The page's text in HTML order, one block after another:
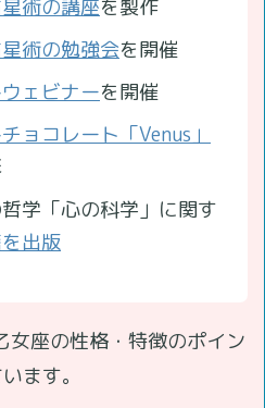
術の講座を製作
術の勉強会を開催
ェビナーを開催
ョコレート「Venus」
学「心の科学」に関す
出版
女座の性格・特徴のポイン
ます。